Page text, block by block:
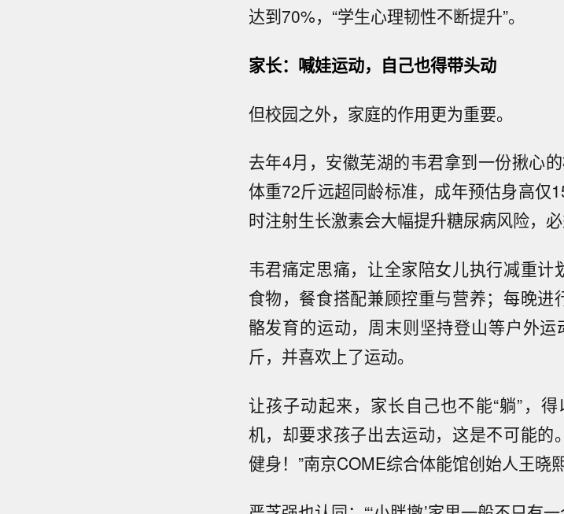
达到70%，“学生心理韧性不断提升”。
家长：喊娃运动，自己也得带头动
但校园之外，家庭的作用更为重要。
去年4月，安徽芜湖的韦君拿到一份揪心
体重72斤远超同龄标准，成年预估身高仅
时注射生长激素会大幅提升糖尿病风险，
韦君痛定思痛，让全家陪女儿执行减重
食物，餐食搭配兼顾控重与营养；每晚
骼发育的运动，周末则坚持登山等户外
斤，并喜欢上了运动。
让孩子动起来，家长自己也不能“躺”，
机，却要求孩子出去运动，这是不可能的
健身！”南京COME综合体能馆创始人王晓